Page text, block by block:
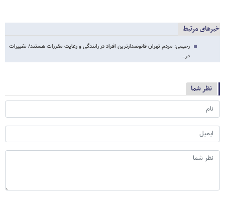
خبرهای مرتبط
رحیمی: مردم تهران قانونمدارترین افراد در رانندگی و رعایت مقررات هستند/ تغییرات
در…
نظر شما